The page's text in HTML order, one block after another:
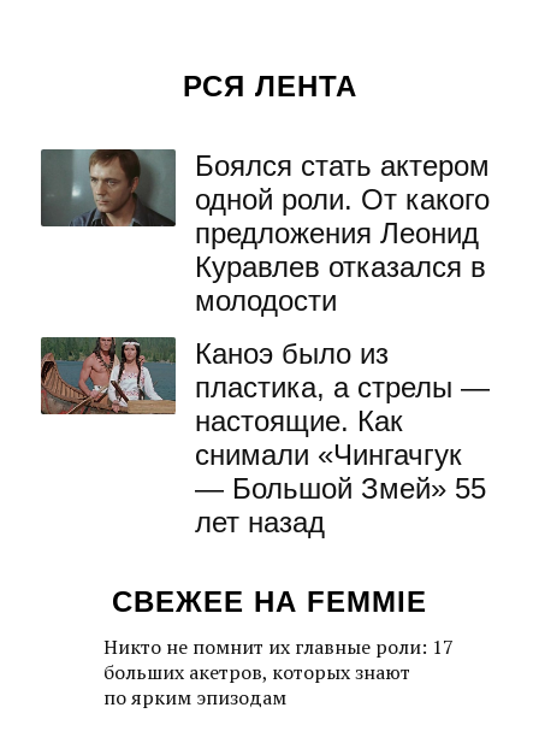
РСЯ ЛЕНТА
Боялся стать актером
одной роли. От какого
предложения Леонид
Куравлев отказался в
молодости
Каноэ было из
пластика, а стрелы —
настоящие. Как
снимали «Чингачгук
— Большой Змей» 55
лет назад
СВЕЖЕЕ НА FEMMIE
Никто не помнит их главные роли: 17
больших акетров, которых знают
по ярким эпизодам